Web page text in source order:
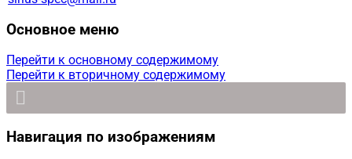
Основное меню
Перейти к основному содержимому
Перейти к вторичному содержимому
Навигация по изображениям